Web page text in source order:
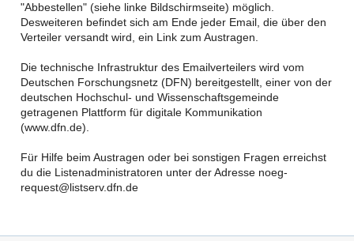
"Abbestellen" (siehe linke Bildschirmseite) möglich.
Desweiteren befindet sich am Ende jeder Email, die über den
Verteiler versandt wird, ein Link zum Austragen.
Die technische Infrastruktur des Emailverteilers wird vom
Deutschen Forschungsnetz (DFN) bereitgestellt, einer von der
deutschen Hochschul- und Wissenschaftsgemeinde
getragenen Plattform für digitale Kommunikation
(www.dfn.de).
Für Hilfe beim Austragen oder bei sonstigen Fragen erreichst
du die Listenadministratoren unter der Adresse noeg-
request@listserv.dfn.de